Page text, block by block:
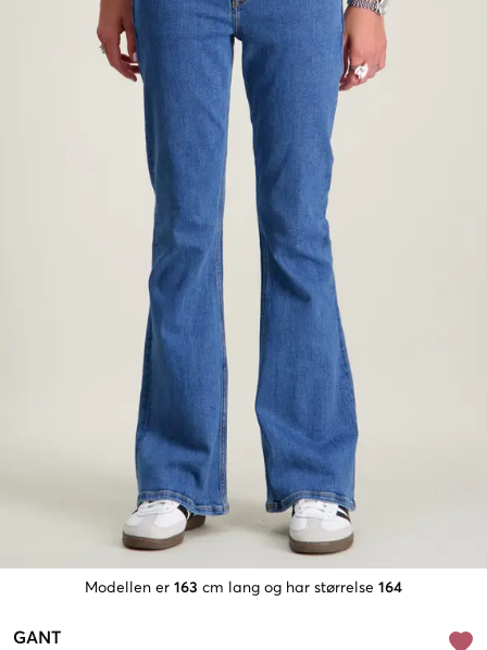
Modellen er 163 cm lang og har størrelse 164
GANT